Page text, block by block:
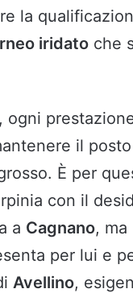
la
iridato che
ogni
il
È per
con il
a Cagnano,
per lui e
Avellino,